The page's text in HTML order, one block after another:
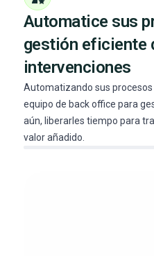
Automatice sus
gestión eficiente
intervenciones
Automatizando sus procesos
equipo de back office para
aún, liberarles tiempo para
valor añadido.